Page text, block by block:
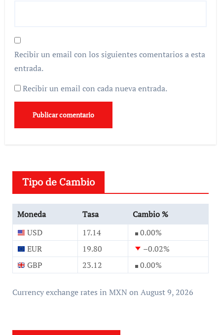
Recibir un email con los siguientes comentarios a esta
entrada.
Recibir un email con cada nueva entrada.
Tipo de Cambio
Moneda Tasa
Cambio %
USD
17.14 0.00%
EUR
19.80 –0.02%
GBP
23.12 0.00%
Currency exchange rates in MXN on August 9, 2026